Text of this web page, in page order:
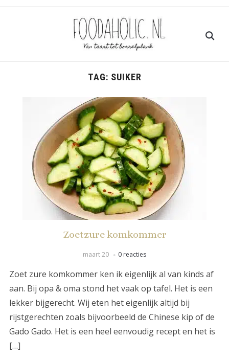
TAG: SUIKER
Zoetzure komkommer
maart 20 0 reacties
Zoet zure komkommer ken ik eigenlijk al van kinds af
aan. Bij opa & oma stond het vaak op tafel. Het is een
lekker bijgerecht. Wij eten het eigenlijk altijd bij
rijstgerechten zoals bijvoorbeeld de Chinese kip of de
Gado Gado. Het is een heel eenvoudig recept en het is
[…]